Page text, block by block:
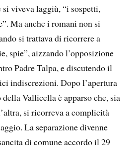
viveva laggiù, “i sospetti,
Ma anche i romani non si
si trattava di ricorrere a
spie”, aizzando l’opposizione
Padre Talpa, e discutendo il
indiscrezioni. Dopo l’apertura
Vallicella è apparso che, sia
si ricorreva a complicità
La separazione divenne
di comune accordo il 29